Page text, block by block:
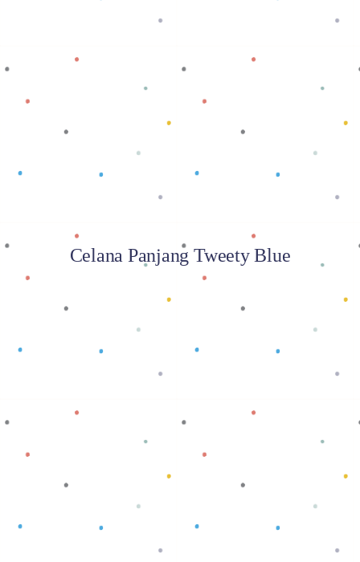
Baca selengkapnya
Celana Panjang Tweety Blue
Baca selengkapnya